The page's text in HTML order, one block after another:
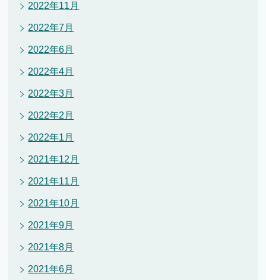
2022年11月
2022年7月
2022年6月
2022年4月
2022年3月
2022年2月
2022年1月
2021年12月
2021年11月
2021年10月
2021年9月
2021年8月
2021年6月